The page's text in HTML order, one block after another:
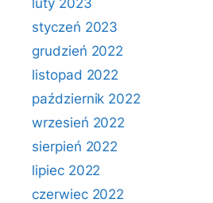
luty 2023
styczeń 2023
grudzień 2022
listopad 2022
październik 2022
wrzesień 2022
sierpień 2022
lipiec 2022
czerwiec 2022